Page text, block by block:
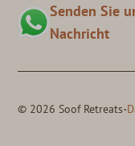
Senden Sie
Nachricht
© 2026 Soof Retreats·